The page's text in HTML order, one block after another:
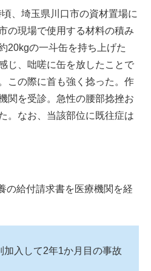
、埼玉県川口市の資材置場に
の現場で使用する材料の積み
20kgの一斗缶を持ち上げた
じ、咄嗟に缶を放したことで
この際に首も強く捻った。作
関を受診。急性の腰部捻挫お
。なお、当該部位に既往症は
の給付請求書を医療機関を経
入して2年1か月目の事故